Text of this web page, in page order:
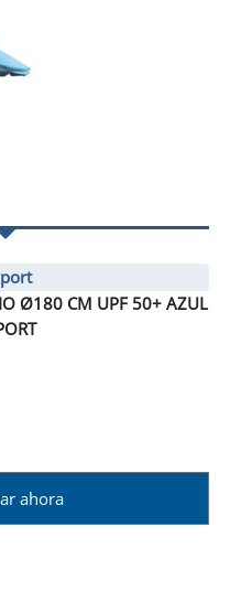
Ø180 CM UPF 50+ AZUL
ahora